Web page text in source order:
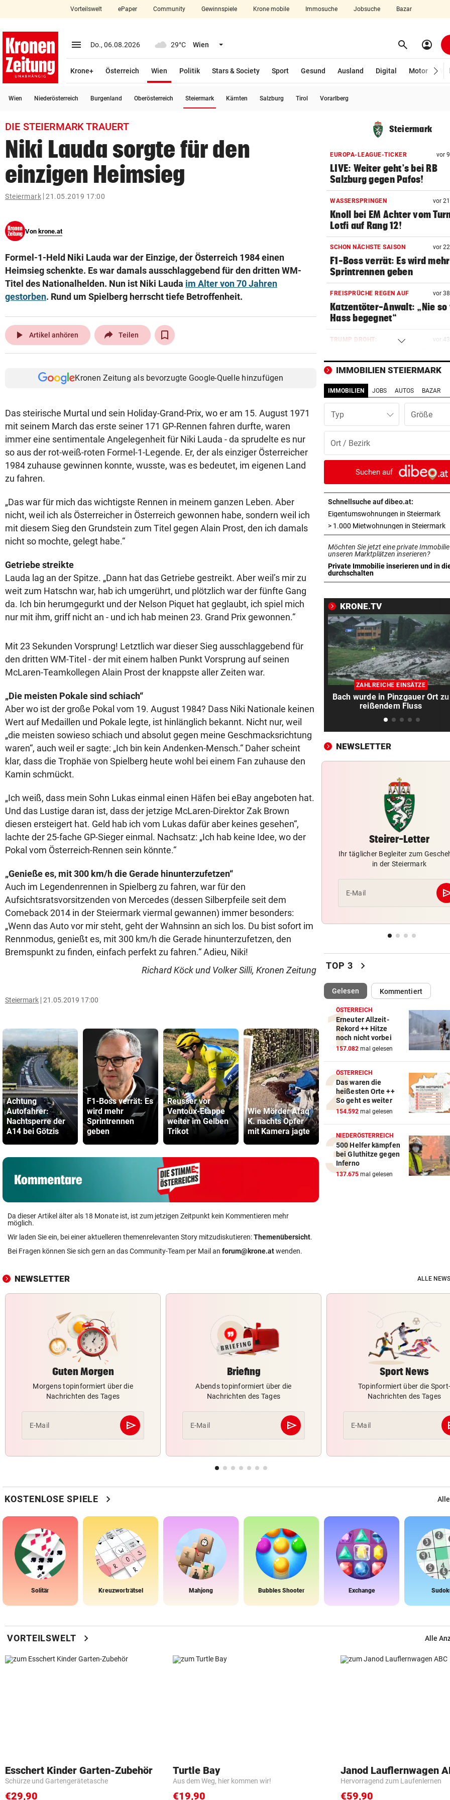
closeSchließen
account_circle Anmelden
arrow_right
Bundesland auswählen
bookmark
search
Suchbegriff
eingeben
© Krone Multimedia GmbH & Co KG 2026
Vorteilswelt ePaper Community Gewinnspiele Krone mobile Immosuche Jobsuche Bazar
menu Menü aufklappen
Do., 06.08.2026 29°C Wien Menü aufklappen search Suchen
account_circle
Krone+ Österreich Wien
Politik
Stars & Society Sport Gesund Ausland Digital Motor
Wien Niederösterreich Burgenland Oberösterreich Steiermark Kärnten Salzburg Tirol Vorarlberg
DIE STEIERMARK TRAUERT
Niki Lauda sorgte für den
einzigen Heimsieg
Steiermark 21.05.2019 17:00
Von krone.at
Formel-1-Held Niki Lauda war der Einzige, der Österreich 1984 einen
Heimsieg schenkte. Es war damals ausschlaggebend für den dritten WM-
Titel des Nationalhelden. Nun ist Niki Lauda im Alter von 70 Jahren
gestorben. Rund um Spielberg herrscht tiefe Betroffenheit.
play_arrow Artikel anhören Teilen
Kronen Zeitung als bevorzugte Google-Quelle hinzufügen
Das steirische Murtal und sein Holiday-Grand-Prix, wo er am 15. August 1971
mit seinem March das erste seiner 171 GP-Rennen fahren durfte, waren
immer eine sentimentale Angelegenheit für Niki Lauda - da sprudelte es nur
so aus der rot-weiß-roten Formel-1-Legende. Er, der als einziger Österreicher
1984 zuhause gewinnen konnte, wusste, was es bedeutet, im eigenen Land
zu fahren.
„Das war für mich das wichtigste Rennen in meinem ganzen Leben. Aber
nicht, weil ich als Österreicher in Österreich gewonnen habe, sondern weil ich
mit diesem Sieg den Grundstein zum Titel gegen Alain Prost, den ich damals
nicht so mochte, gelegt habe.“
Getriebe streikte
Lauda lag an der Spitze. „Dann hat das Getriebe gestreikt. Aber weil’s mir zu
weit zum Hatschn war, hab ich umgerührt, und plötzlich war der fünfte Gang
da. Ich bin herumgegurkt und der Nelson Piquet hat geglaubt, ich spiel mich
nur mit ihm, griff nicht an - und ich hab meinen 23. Grand Prix gewonnen.“
Mit 23 Sekunden Vorsprung! Letztlich war dieser Sieg ausschlaggebend für
den dritten WM-Titel - der mit einem halben Punkt Vorsprung auf seinen
McLaren-Teamkollegen Alain Prost der knappste aller Zeiten war.
„Die meisten Pokale sind schiach“
Aber wo ist der große Pokal vom 19. August 1984? Dass Niki Nationale keinen
Wert auf Medaillen und Pokale legte, ist hinlänglich bekannt. Nicht nur, weil
„die meisten sowieso schiach und absolut gegen meine Geschmacksrichtung
waren“, auch weil er sagte: „Ich bin kein Andenken-Mensch.“ Daher scheint
klar, dass die Trophäe von Spielberg heute wohl bei einem Fan zuhause den
Kamin schmückt.
„Ich weiß, dass mein Sohn Lukas einmal einen Häfen bei eBay angeboten hat.
Und das Lustige daran ist, dass der jetzige McLaren-Direktor Zak Brown
diesen ersteigert hat. Geld hab ich vom Lukas dafür aber keines gesehen“,
lachte der 25-fache GP-Sieger einmal. Nachsatz: „Ich hab keine Idee, wo der
Pokal vom Österreich-Rennen sein könnte.“
„Genieße es, mit 300 km/h die Gerade hinunterzufetzen“
Auch im Legendenrennen in Spielberg zu fahren, war für den
Aufsichtsratsvorsitzenden von Mercedes (dessen Silberpfeile seit dem
Comeback 2014 in der Steiermark viermal gewannen) immer besonders:
„Wenn das Auto vor mir steht, geht der Wahnsinn an sich los. Du bist sofort im
Rennmodus, genießt es, mit 300 km/h die Gerade hinunterzufetzen, den
Bremspunkt zu finden, einfach perfekt zu fahren.“ Adieu, Niki!
Richard Köck und Volker Silli, Kronen Zeitung
Steiermark 21.05.2019 17:00
Achtung
Autofahrer:
Nachtsperre der
A14 bei Götzis
F1-Boss verrät: Es
wird mehr
Sprintrennen
geben
Reusser vor
Ventoux-Etappe
weiter im Gelben
Trikot
Wie Mörder Afaq
K. nachts Opfer
mit Kamera jagte
Spanien-Star
zum FC Barcelona
Katzentöter-
Anwalt:
Da dieser Artikel älter als 18 Monate ist, ist zum jetzigen Zeitpunkt kein Kommentieren mehr
möglich.
Wir laden Sie ein, bei einer aktuelleren themenrelevanten Story mitzudiskutieren:Themenübersicht.
Bei Fragen können Sie sich gern an das Community-Team per Mail an forum@krone.atwenden.
Steiermark
EUROPA-LEAGUE-TICKER vor
LIVE: Weiter geht’s bei RB
Salzburg gegen Pafos!
WASSERSPRINGEN vor
Knoll bei EM Achter vom
Lotfi auf Rang 12!
SCHON NÄCHSTE SAISON vor
F1-Boss verrät: Es wird mehr
Sprintrennen geben
FREISPRÜCHE REGEN AUF vor
Katzentöter-Anwalt: „Nie so
Hass begegnet“
TRUMP DROHT: vor
über Waffenengpässe
CONFERENCE LEAGUE
Sieg! Austria stößt die Tür
Play-off weit auf
MITTEN IN HITZEWELLE vor
Irre! Salzburg – Pafos wegen
Sintflut unterbrochen
vor
Reusser vor Ventoux-Etappe
weiter im Gelben Trikot
KEIN ARSENAL-WECHSEL vor
Vinicius Jr. verlängert bei
Madrid bis 2032
UKRAINISCHER ANGRIFF? vor
Vor Oman havarierter
„VERSTEHE ICH NICHT“ vor
ÖFB-Kicker Wimmer packt
Morddrohungen aus
ABSCHIED AUS ENGLAND vor
Spanien-Star Rodri vor
zum FC Barcelona
2 JAHRE LANG GETESTET
Drei Steirer tüfteln an der
Boxershort
und stockfinster“
CONFERENCE LEAGUE
Später Doppelschlag fixiert
Rapid-Sieg in Estland
Warten auf Hitze-Hilfen der
42,2 GRAD! vor 3
Auch in der Slowakei neuer
TV-Star geht mit Kanzler
hart ins Gericht
ZAHLREICHE EINSÄTZE
Bach wurde in Pinzgauer Ort
reißendem Fluss
WUNDER MUSS HER vor
Fünfmal probiert – einmal
IMMOBILIEN STEIERMARK
IMMOBILIEN JOBS AUTOS BAZAR
Typ
Suchen auf
Schnellsuche auf dibeo.at:
Eigentumswohnungen in Steiermarkin
> 1.000 Mietwohnungen in Steiermark
Möchten Sie jetzt eine private
unseren Marktplätzen inserieren?
Private Immobilie inserieren und in
durchschalten
in neuem Tab öffnen
KRONE.TV
ZAHLREICHE EINSÄTZE
Bach wurde in Pinzgauer Ort zu
reißendem Fluss
NEWSLETTER
Steirer-Letter
Ihr täglicher Begleiter zum
in der Steiermark
E-Mail
TOP 3 chevron_right
Gelesen(ausgewählt)Kommentiert
ÖSTERREICH
Erneuter Allzeit-
Rekord ++ Hitze
noch nicht vorbei
157.082 mal gelesen
ÖSTERREICH
Das waren die
heißesten Orte ++
So geht es weiter
154.592 mal gelesen
NIEDERÖSTERREICH
500 Helfer kämpfen
bei Gluthitze gegen
Inferno
137.675 mal gelesen
NEWSLETTER ALLE
Guten Morgen
Morgens topinformiert über die
Nachrichten des Tages
E-Mail send
Abschicken
Briefing
Abends topinformiert über die
Nachrichten des Tages
E-Mail send
Abschicken
Sport News
Topinformiert über die Sport-
Nachrichten des Tages
E-Mail
KOSTENLOSE SPIELE chevron_right
Solitär Kreuzworträtsel Mahjong Bubbles Shooter Exchange
VORTEILSWELT chevron_right Alle
Esschert Kinder Garten-Zubehör
Schürze und Gartengerätetasche
€29,90
Turtle Bay
Aus dem Weg, hier kommen wir!
€19,90
Janod Lauflernwagen
Hervorragend zum Laufenlernen
€59,90